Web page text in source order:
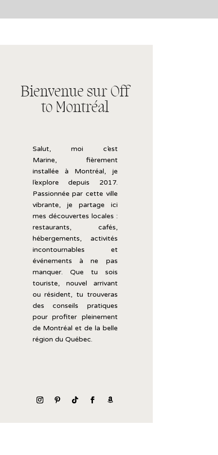
Bienvenue sur Off
to Montréal
Salut, moi c’est
Marine,
fièrement
installée à Montréal, je
l’exploredepuis 2017.
Passionnéepar cette ville
vibrante, je partage ici
mes découvertes locales :
restaurants, cafés,
hébergements, activités
incontournables et
événements àne pas
manquer. Que tu sois
touriste, nouvel arrivant
ourésident, tu trouveras
desconseils pratiques
pourprofiter pleinement
de Montréalet de la belle
région du Québec.